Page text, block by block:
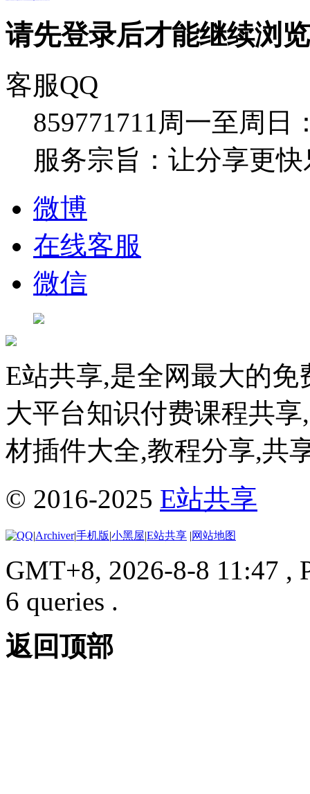
请先登录后才能继续浏览
客服QQ
859771711周一至周日
服务宗旨：让分享更
微博
在线客服
微信
E站共享,是全网最大的
大平台知识付费课程共
材插件大全,教程分享,共
© 2016-2025 E站共享
|Archiver|手机版|小黑屋|E站共享 |网站地图
GMT+8, 2026-8-8 11:47 ,
6 queries .
返回顶部